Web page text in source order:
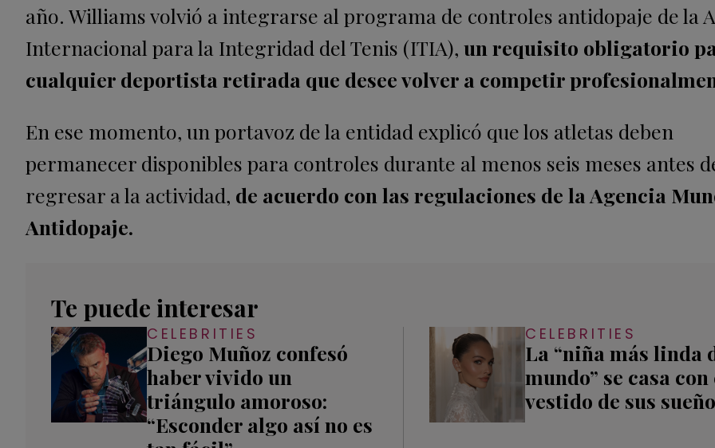
año. Williams volvió a integrarse al programa de controles antidopaje de la
Internacional para la Integridad del Tenis (ITIA), un requisito obligatorio
cualquier deportista retirada que desee volver a competir
En ese momento, un portavoz de la entidad explicó que los atletas deben
permanecer disponibles para controles durante al menos seis meses antes
regresar a la actividad, de acuerdo con las regulaciones de la Agencia
Antidopaje.
Te puede interesar
CELEBRITIES
Diego Muñoz confesó
haber vivido un
triángulo amoroso:
“Esconder algo así no es
CELEBRITIES
La “niña más linda
mundo” se casa con
vestido de sus